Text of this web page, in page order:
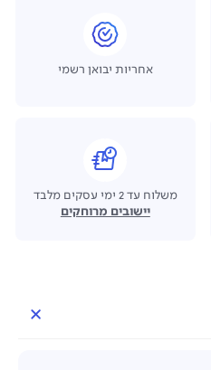
אחריות יבואן רשמי
משלוח עד 2 ימי עסקים מלבד
יישובים מרוחקים